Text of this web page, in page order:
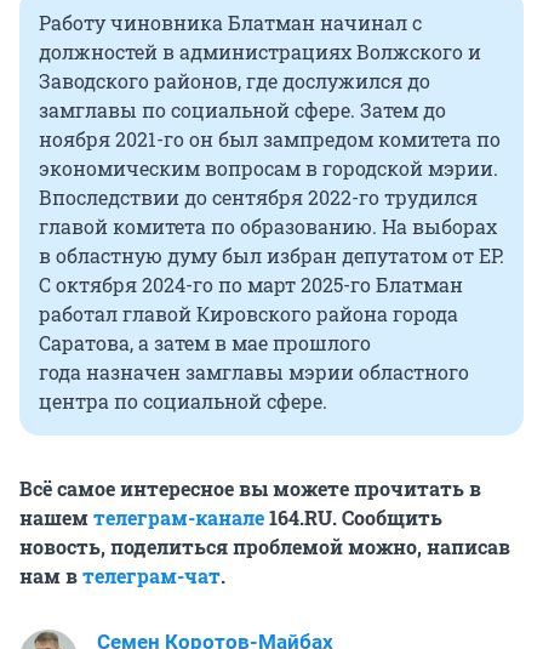
Работу чиновника Блатман начинал с
должностей в администрациях Волжского и
Заводского районов, где дослужился до
замглавы по социальной сфере. Затем до
ноября 2021-го он был зампредом комитета по
экономическим вопросам в городской мэрии.
Впоследствии до сентября 2022-го трудился
главой комитета по образованию. На выборах
в областную думу был избран депутатом от ЕР.
С октября2024-гопо март2025-гоБлатман
работал главой Кировского района города
Саратова, а затем в мае прошлого
года назначен замглавы мэрии областного
центра по социальной сфере.
Всё самое интересное вы можете прочитать в
нашемтелеграм-канале164.RU. Сообщить
новость, поделиться проблемой можно, написав
нам втелеграм-чат.
Семен Коротов-Майбах